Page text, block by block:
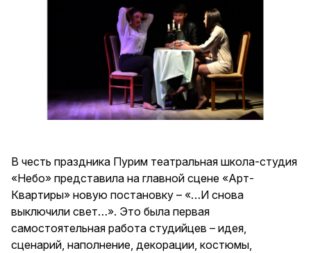
В честь праздника Пурим театральная школа-студия
«Небо» представила на главной сцене «Арт-
Квартиры» новую постановку – «…И снова
выключили свет…». Это была первая
самостоятельная работа студийцев – идея,
сценарий, наполнение, декорации, костюмы,